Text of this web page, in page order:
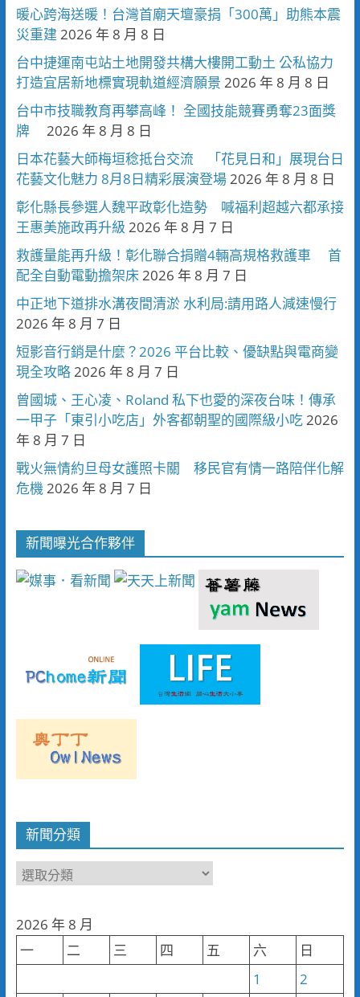
暖心跨海送暖！台灣首廟天壇豪捐「300萬」助熊本震
災重建 2026 年 8 月 8 日
台中捷運南屯站土地開發共構大樓開工動土 公私協力
打造宜居新地標實現軌道經濟願景 2026 年 8 月 8 日
台中市技職教育再攀高峰！ 全國技能競賽勇奪23面獎
牌
2026 年 8 月 8 日
日本花藝大師梅垣稔抵台交流 「花見日和」展現台日
花藝文化魅力 8月8日精彩展演登場 2026 年 8 月 8 日
彰化縣長參選人魏平政彰化造勢 喊福利超越六都承接
王惠美施政再升級 2026 年 8 月 7 日
救護量能再升級！彰化聯合捐贈4輛高規格救護車 首
配全自動電動擔架床 2026 年 8 月 7 日
中正地下道排水溝夜間清淤 水利局:請用路人減速慢行
2026 年 8 月 7 日
短影音行銷是什麼？2026 平台比較、優缺點與電商變
現全攻略 2026 年 8 月 7 日
曾國城、王心凌、Roland 私下也愛的深夜台味！傳承
一甲子「東引小吃店」外客都朝聖的國際級小吃 2026
年 8 月 7 日
戰火無情約旦母女護照卡關 移民官有情一路陪伴化解
危機 2026 年 8 月 7 日
新聞曝光合作夥伴
新聞分類
新
類
2026 年 8 月
一
二 三 四 五 六
日
1
2